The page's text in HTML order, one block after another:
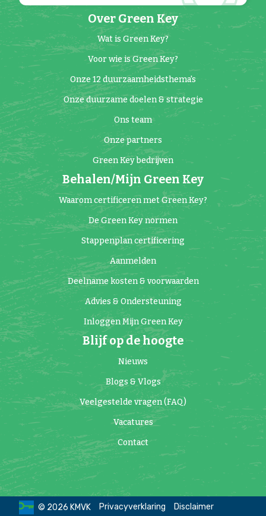
Over Green Key
Wat is Green Key?
Voor wie is Green Key?
Onze 12 duurzaamheidsthema's
Onze duurzame doelen & strategie
Ons team
Onze partners
Green Key bedrijven
Behalen/Mijn Green Key
Waarom certificeren met Green Key?
De Green Key normen
Stappenplan certificering
Aanmelden
Deelname kosten & voorwaarden
Advies & Ondersteuning
Inloggen Mijn Green Key
Blijf op de hoogte
Nieuws
Blogs & Vlogs
Veelgestelde vragen (FAQ)
Vacatures
Contact
© 2026 KMVK Privacyverklaring Disclaimer